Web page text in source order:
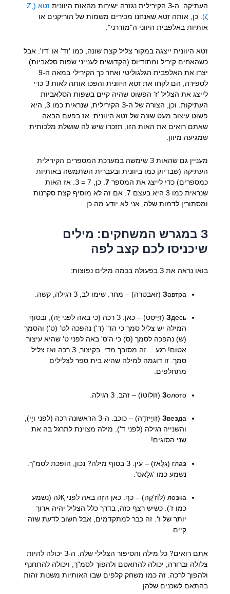
העתיקה. ה-З הקירילית נגזרה ישירות מהאות היוונית
זטא (Ζ,
ζ) . כן, אותה זטא שאנחנו מכירים משמות של הוריקנים או
אותיות באלפבית היווני ה"מודרני".
זטא היוונית ייצגה במקור צליל קצת שונה, כמו 'זד' או 'דז'. אבל
כשהאחים קיריל ומתודיוס (הקדושים לענייני שפות סלאביות)
יצרו את האלפבית הגלגוליטי ואחר כך הקירילי במאה ה-9
לספירה, הם לקחו את זטא היוונית והפכו אותה לאות З כדי
לייצג את הצליל 'ז' הפשוט שהיה קיים בשפות הסלאביות
העתיקות. וכן, הצורה של ה-З הקירילית, שנראית כמו 3, היא
פשוט עיצוב מעט שונה של זטא היוונית. אז בפעם הבאה
שאתם רואים את האות הזו, תזכרו שיש לה שושלת מלכותית
שמגיעה מיוון.
מעניין גם שהאות З שימשה במערכת המספרים הקירילית
העתיקה (שבדיוק כמו ביוונית ובעברית השתמשה באותיות
כמספרים) כדי לייצג את המספר 7
. כן, З = 7. אז האות
שנראית כמו 3 היא בעצם 7. אם זה לא מוסיף קצת סקרנות
ומסתורין לדמות שלה, אני לא יודע מה כן.
З במגרש המשחקים: מילים
שיכניסו לכם קצב לפה
בואו נראה את З בפעולה בכמה מילים נפוצות:
Завтра (זאבטרה) – מחר. שימו לב, З רגילה, קשה.
З
десь (זְיֵיסְט) – כאן. З רכה (כי באה לפני יֵה), ובסוף
המילה יש צליל סמך כי הד' (ד') נהפכה לט' (ט') והסמך
(ש) נהפכה לסמך (ס) כי ה'ס' באה לפני ט' שהיא עיצור
אטום! רגע… זה מסובך מדי. בקיצור, З רכה ואז צליל
סמך. זו דוגמה למילה שהיא בית ספר לצלילים
מתחלפים.
Золото (זוֹלוֹטוֹ) – זהב. З רגילה.
Звез
да (זְוְיֵיזְדָה) – כוכב. ה-З הראשונה רכה (לפני וְיֵי),
והשנייה רגילה (לפני ד'). מילה מצוינת לתרגל בה את
שני הסוגים!
глаз
(גלָאז) – עין. З בסוף מילה? נכון, הופכת לסמ"ך.
נשמע כמו 'גלָאס'.
лоз
ка (לוֹזְ'קָה) – כף. כאן הזֶה באה לפני Жָה (נשמע
כמו ז'). כשיש רצף כזה, בדרך כלל הצליל יהיה ארוך
יותר של ז'. זה כבר למתקדמים, אבל חשוב לדעת שזה
קיים.
אתם רואים? כל מילה והסיפור הצלילי שלה. ה-З יכולה להיות
צלולה וברורה, יכולה להתאטם ולהפוך לסמ"ך, ויכולה להתחנף
ולהפוך לרכה. זה כמו משחק קלפים שבו האותיות משנות זהות
בהתאם לשכנים שלהן.